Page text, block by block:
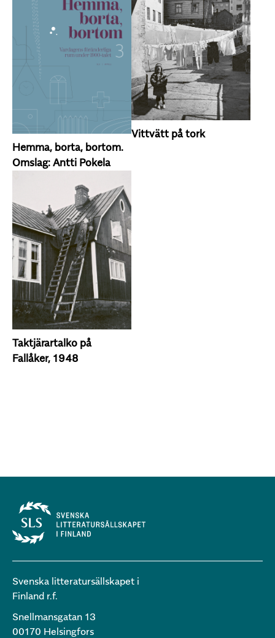
Hemma, borta, bortom.
Omslag: Antti Pokela
Vittvätt på tork
Taktjärartalko på
Fallåker, 1948
Svenska litteratursällskapet i
Finland r.f.
Snellmansgatan 13
00170 Helsingfors